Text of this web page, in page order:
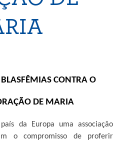
CONTRA O
DE MARIA
da Europa uma associação
o compromisso de proferir